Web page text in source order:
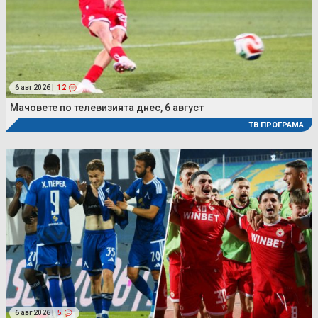
6 авг 2026 | 12
Мачовете по телевизията днес, 6 август
ТВ ПРОГРАМА
6 авг 2026 | 5